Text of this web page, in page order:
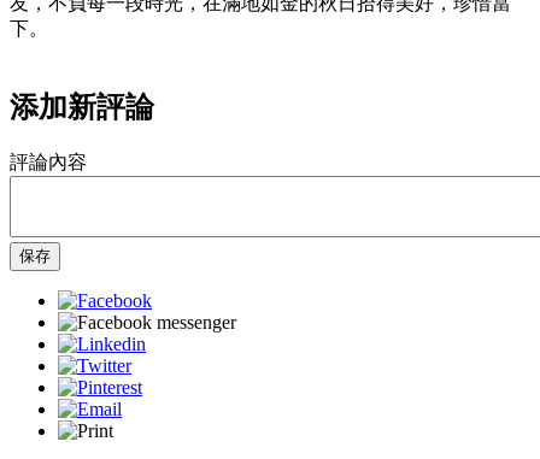
下。
添加新評論
評論內容
保存